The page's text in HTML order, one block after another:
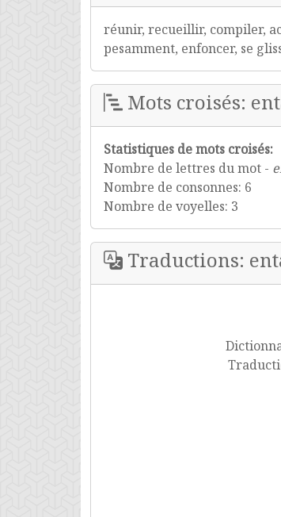
réunir, recueillir, compiler,
pesamment, enfoncer, se
Mots croisés:
Statistiques de mots croisés:
Nombre de lettres du mot -
Nombre de consonnes: 6
Nombre de voyelles: 3
Traductions: